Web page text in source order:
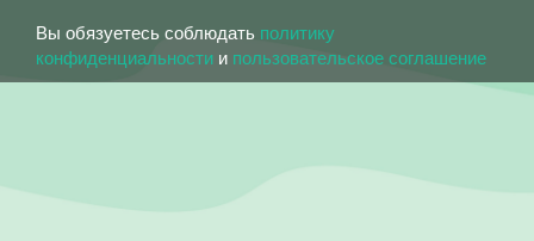
Вы обязуетесь соблюдать политику
конфиденциальности и пользовательское соглашение